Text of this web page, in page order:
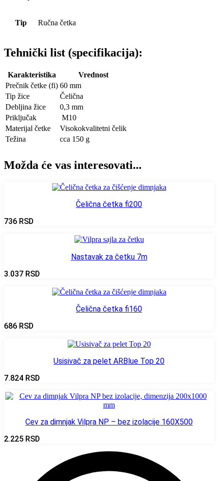
Tip Ručna četka
Tehnički list (specifikacija):
Karakteristika
Vrednost
Prečnik četke (fi) 60 mm
Tip žice
Čelična
Debljina žice
0,3 mm
Priključak
M10
Materijal četke
Visokokvalitetni čelik
Težina
cca 150 g
Možda će vas interesovati...
Čelična četka fi200
736 RSD
Nastavak za četku 7m
3.037 RSD
Čelična četka fi160
686 RSD
Usisivač za pelet ARBlue Top 20
7.824 RSD
Cev za dimnjak Vilpra NP – bez izolacije 160X500
2.225 RSD